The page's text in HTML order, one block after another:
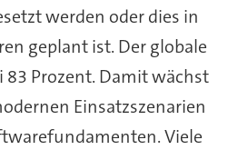
werden oder dies in
geplant ist. Der globale
Prozent. Damit wächst
Einsatzszenarien
Viele